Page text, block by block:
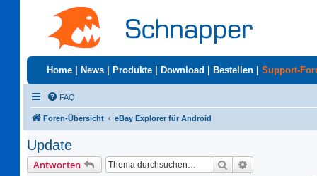
Home News Produkte Download Bestellen Support-
FAQ
Foren-Übersicht eBay Explorer für Android
Update
Antworten Suche